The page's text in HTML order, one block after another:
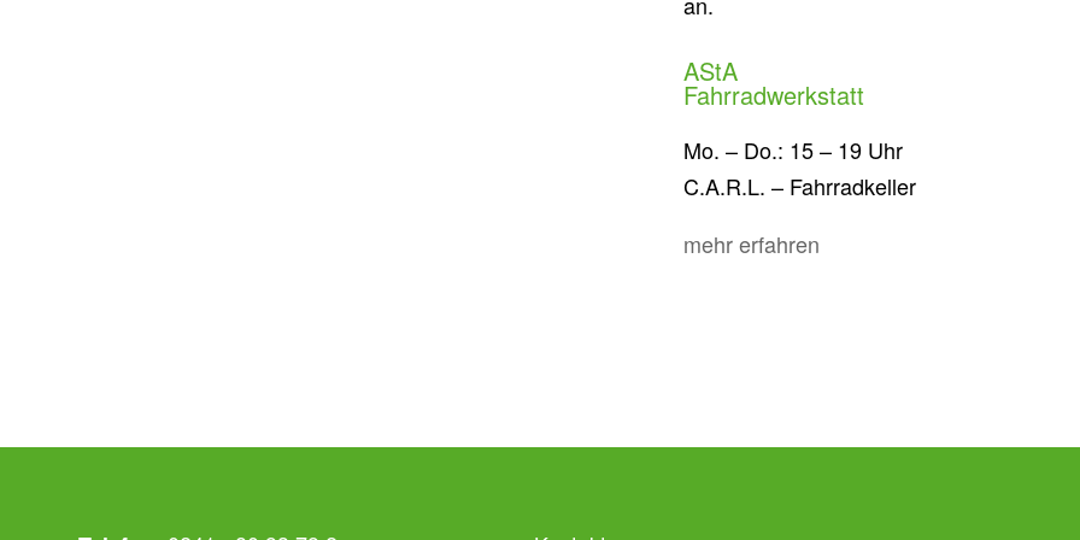
AStA
Fahrradwerkstatt
Mo. – Do.: 15 – 19 Uhr
C.A.R.L. – Fahrradkeller
mehr erfahren